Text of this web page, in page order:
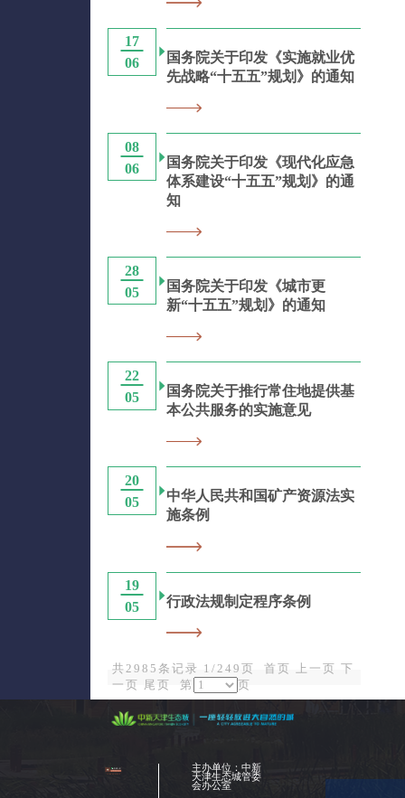
17
06
国务院关于印发《实施就业优
先战略“十五五”规划》的通知
08
06
国务院关于印发《现代化应急
体系建设“十五五”规划》的通
知
28
05
国务院关于印发《城市更
新“十五五”规划》的通知
22
05
国务院关于推行常住地提供基
本公共服务的实施意见
20
05
中华人民共和国矿产资源法实
施条例
19
05
行政法规制定程序条例
共2985条记录 1/249页首页 上一页
下
一页
尾页 第 页
主办单位：中新
天津生态城管委
会办公室